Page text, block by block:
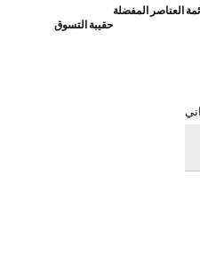
العناصر المفضلة
حقيبة التسوق